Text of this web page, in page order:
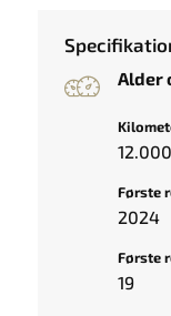
Alder
12.000
Første
2024
Første
19